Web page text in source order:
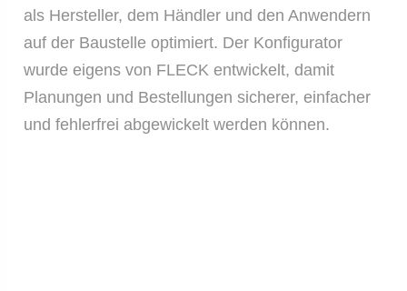
als Hersteller, dem Händler und den Anwendern
auf der Baustelle optimiert. Der Konfigurator
wurde eigens von FLECK entwickelt, damit
Planungen und Bestellungen sicherer, einfacher
und fehlerfrei abgewickelt werden können.